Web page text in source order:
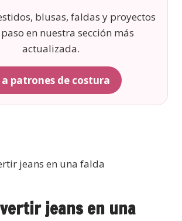
blusas, faldas y proyectos
en nuestra sección más
actualizada.
a patrones de costura
jeans en una